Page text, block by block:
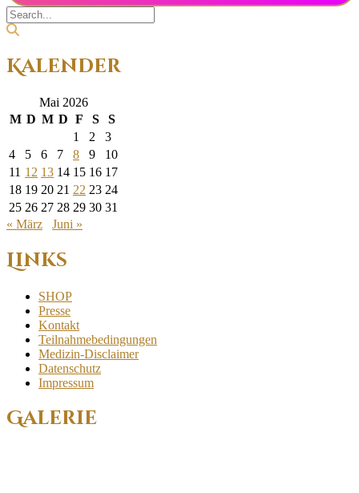
Kalender
Mai 2026
M D M D F S
S
1
2
3
4
5 6 7 8 9
10
11 12 13 14 15 16 17
18 19 20 21 22 23 24
25 26 27 28 29 30 31
« März
Juni »
Links
SHOP
Presse
Kontakt
Teilnahmebedingungen
Medizin-Disclaimer
Datenschutz
Impressum
Galerie